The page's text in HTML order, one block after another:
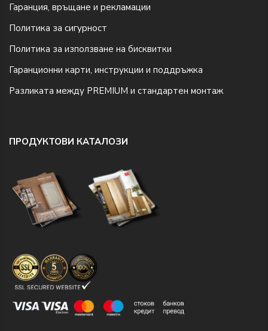
Гаранция, връщане и рекламации
Политика за сигурност
Политика за използване на бисквитки
Гаранционни карти, инструкции и поддръжка
Разликата между PREMIUM и стандартен монтаж
ПРОДУКТОВИ КАТАЛОЗИ